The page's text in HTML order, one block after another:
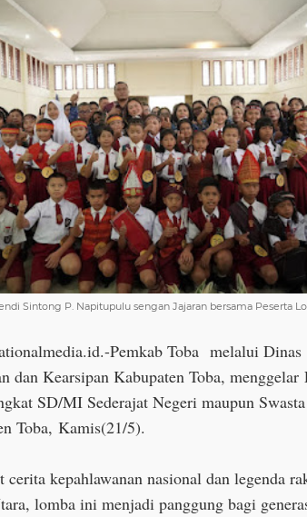
Sintong P. Napitupulu sengan Jajaran bersama Peserta
Pemkab Toba melalui Dinas
dan Kearsipan Kabupaten Toba, menggelar
SD/MI Sederajat Negeri maupun
Toba, Kamis(21/5).
cerita kepahlawanan nasional dan legenda
lomba ini menjadi panggung bagi